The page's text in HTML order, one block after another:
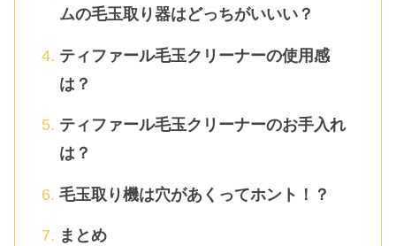
ムの毛玉取り器はどっちがいいい？
ティファール毛玉クリーナーの使用感
は？
ティファール毛玉クリーナーのお手入れ
は？
毛玉取り機は穴があくってホント！？
まとめ